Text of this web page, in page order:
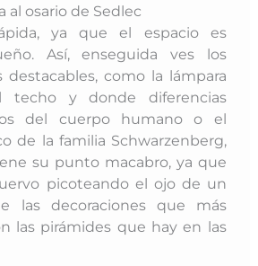
al osario de Sedlec
ya que el espacio es
Así, enseguida ves los
como la lámpara
techo y donde diferencias
del cuerpo humano o el
de la familia Schwarzenberg,
su punto macabro, ya que
picoteando el ojo de un
las decoraciones que más
las pirámides que hay en las